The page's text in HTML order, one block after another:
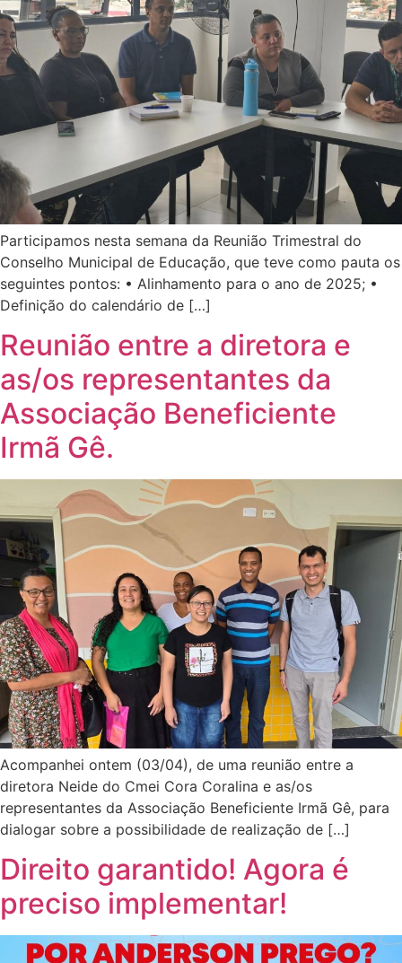
Participamos nesta semana da Reunião Trimestral do
Conselho Municipal de Educação, que teve como pauta os
seguintes pontos: • Alinhamento para o ano de 2025; •
Definição do calendário de […]
Reunião entre a diretora e
as/os representantes da
Associação Beneficiente
Irmã Gê.
Acompanhei ontem (03/04), de uma reunião entre a
diretora Neide do Cmei Cora Coralina e as/os
representantes da Associação Beneficiente Irmã Gê, para
dialogar sobre a possibilidade de realização de […]
Direito garantido! Agora é
preciso implementar!